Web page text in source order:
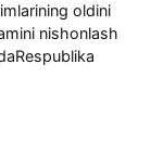
oldini
nishonlash